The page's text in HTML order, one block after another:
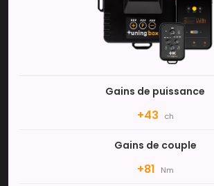
Gains de puissance
+43 ch
Gains de couple
+81 Nm